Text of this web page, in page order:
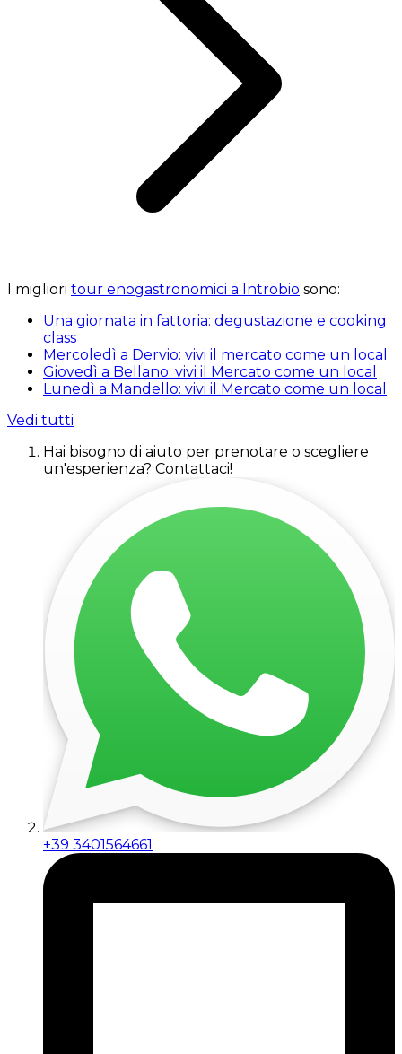
I migliori tour enogastronomici a Introbio sono:
Una giornata in fattoria: degustazione e cooking
class
Mercoledì a Dervio: vivi il mercato come un local
Giovedì a Bellano: vivi il Mercato come un local
Lunedì a Mandello: vivi il Mercato come un local
Vedi tutti
Hai bisogno di aiuto per prenotare o scegliere
un'esperienza? Contattaci!
+39 3401564661